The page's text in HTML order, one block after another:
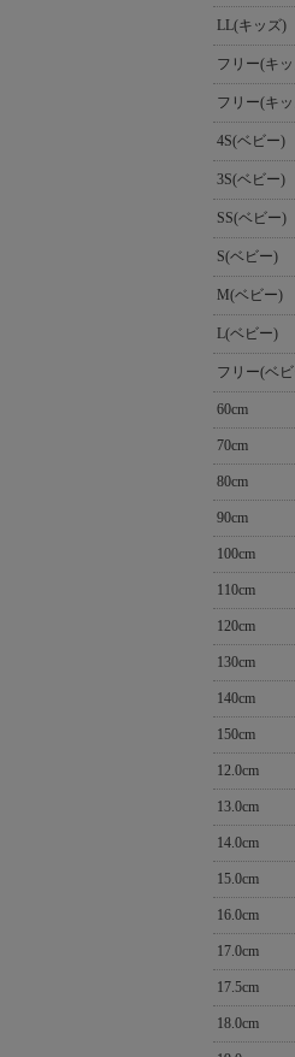
LL(キッズ)
フリー(キ
フリー(キ
4S(ベビー)
3S(ベビー)
SS(ベビー)
S(ベビー)
M(ベビー)
L(ベビー)
フリー(ベ
60cm
70cm
80cm
90cm
100cm
110cm
120cm
130cm
140cm
150cm
12.0cm
13.0cm
14.0cm
15.0cm
16.0cm
17.0cm
17.5cm
18.0cm